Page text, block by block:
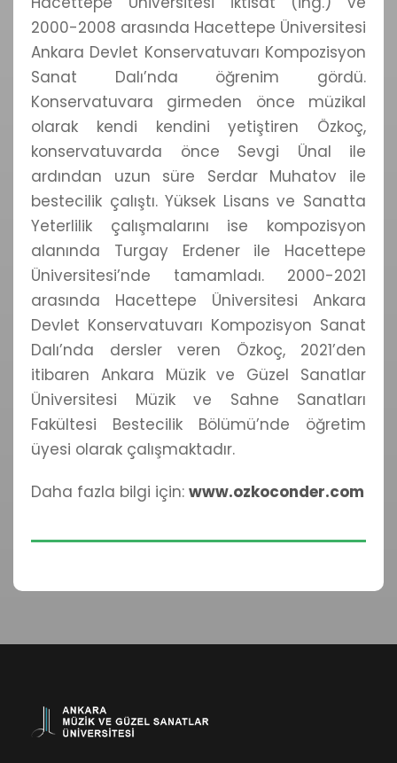
2000-2008 arasında Hacettepe Üniversitesi
Ankara Devlet Konservatuvarı Kompozisyon
Sanat Dalı’nda öğrenim gördü.
Konservatuvara girmeden önce müzikal
olarak kendi kendini yetiştiren Özkoç,
konservatuvarda önce Sevgi Ünal ile
ardından uzun süre Serdar Muhatov ile
bestecilik çalıştı. Yüksek Lisans ve Sanatta
Yeterlilik çalışmalarını ise kompozisyon
alanında Turgay Erdener ile Hacettepe
Üniversitesi’nde tamamladı. 2000-2021
arasında Hacettepe Üniversitesi Ankara
Devlet Konservatuvarı Kompozisyon Sanat
Dalı’nda dersler veren Özkoç, 2021’den
itibaren Ankara Müzik ve Güzel Sanatlar
Üniversitesi Müzik ve Sahne Sanatları
Fakültesi Bestecilik Bölümü’nde öğretim
üyesi olarak çalışmaktadır.
Daha fazla bilgi için: www.ozkoconder.com